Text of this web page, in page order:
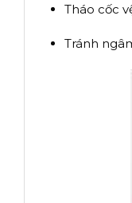
Tháo cốc
Tránh